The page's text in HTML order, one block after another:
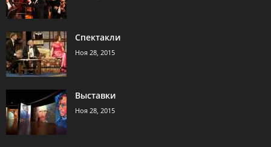
Спектакли
Ноя 28, 2015
Выставки
Ноя 28, 2015